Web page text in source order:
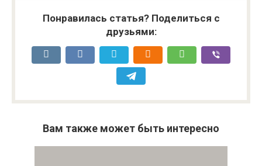
Понравилась статья? Поделиться с
друзьями:
Вам также может быть интересно